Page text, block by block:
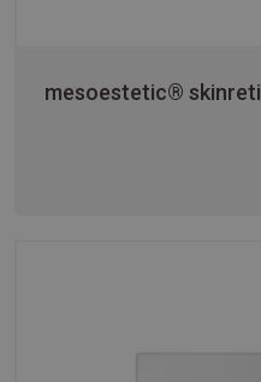
mesoestetic®